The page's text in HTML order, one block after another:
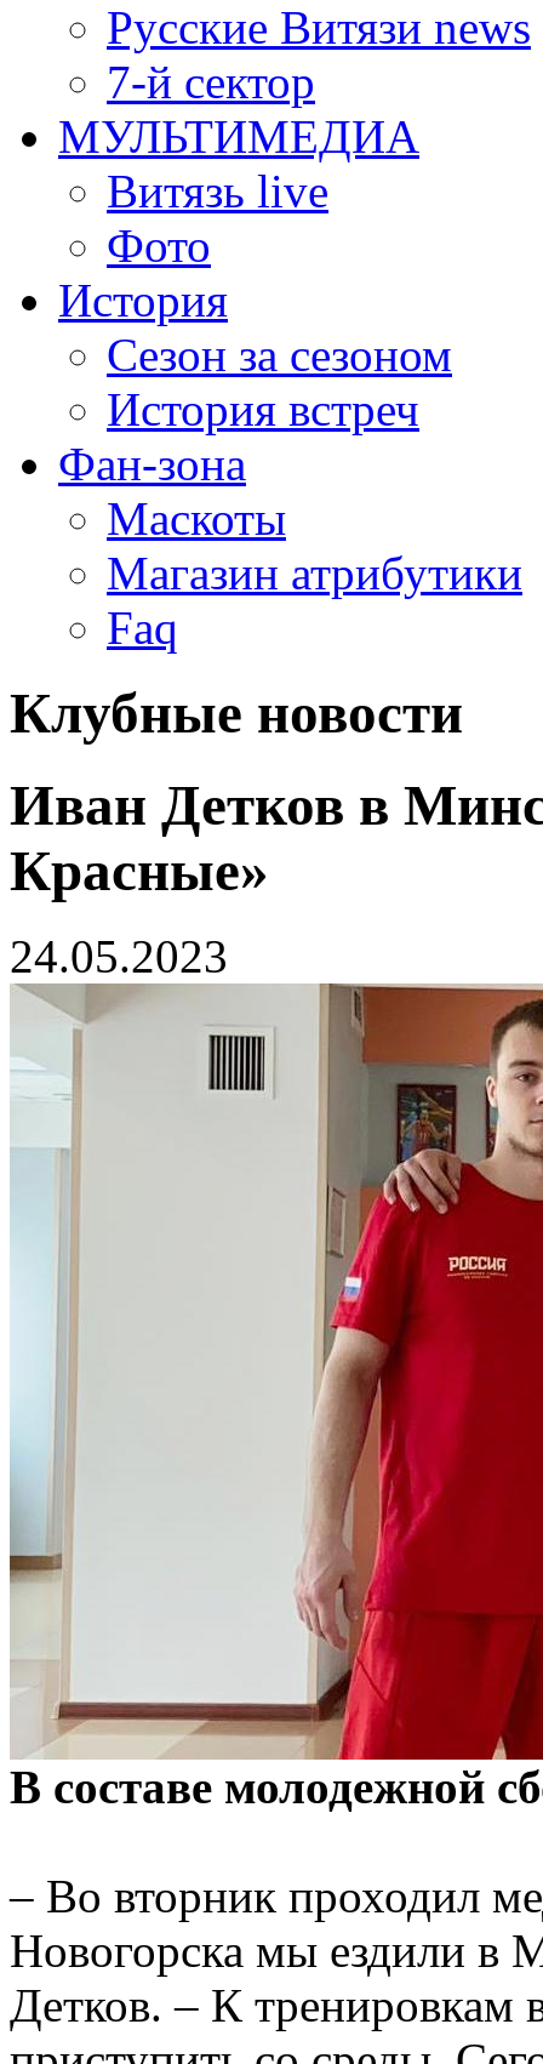
Русские Витязи news
7-й сектор
МУЛЬТИМЕДИА
Витязь live
Фото
История
Сезон за сезоном
История встреч
Фан-зона
Маскоты
Магазин атрибутики
Faq
Клубные новости
Иван Детков в
Красные»
24.05.2023
В составе молодежной
– Во вторник проходил
Новогорска мы ездили в
Детков. – К тренировкам